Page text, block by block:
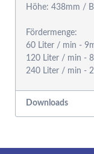
Höhe: 438mm /
Fördermenge:
60 Liter / min -
120 Liter / min -
Downloads